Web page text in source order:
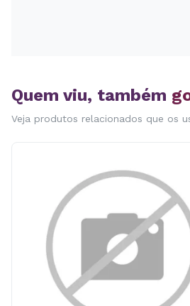
Quem viu, também
Veja produtos relacionados que os